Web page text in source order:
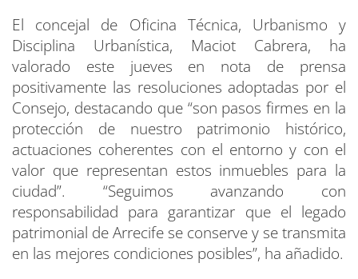
El concejal de Oficina Técnica, Urbanismo y
Disciplina Urbanística, Maciot Cabrera, ha
valorado este jueves en nota de prensa
positivamente las resoluciones adoptadas por el
Consejo, destacando que “son pasos firmes en la
protección de nuestro patrimonio histórico,
actuaciones coherentes con el entorno y con el
valor que representan estos inmuebles para la
ciudad”. “Seguimos avanzando con
responsabilidad para garantizar que el legado
patrimonial de Arrecife se conserve y se transmita
en las mejores condiciones posibles”, ha añadido.